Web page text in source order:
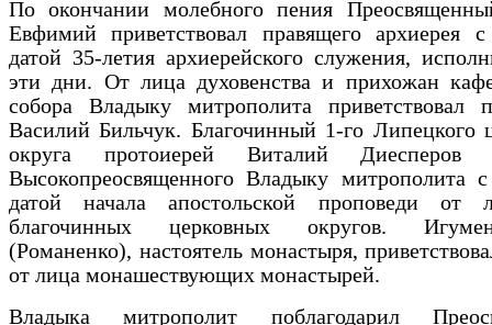
По окончании молебного пения
Евфимий приветствовал правящего архиерея
датой 35-летия архиерейского служения,
эти дни. От лица духовенства и прихожан
собора Владыку митрополита приветствовал
Василий Бильчук. Благочинный 1-го Липецкого
округа протоиерей Виталий Диесперов
Высокопреосвященного Владыку митрополита
датой начала апостольской проповеди от
благочинных церковных округов.
(Романенко), настоятель монастыря,
от лица монашествующих монастырей.
Владыка митрополит поблагодарил